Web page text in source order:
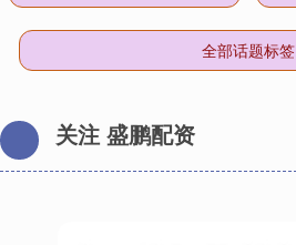
全部话题标签
关注 盛鹏配资